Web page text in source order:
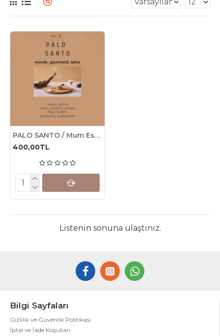
PALO SANTO / Mum Esansı AAA Series (IFRA sertifikalı)
400,00TL
Listenin sonuna ulaştınız.
Bilgi Sayfaları
Gizlilik ve Güvenlik Politikası
İptal ve İade Koşulları